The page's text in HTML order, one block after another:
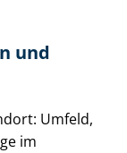
und
Umfeld,
im